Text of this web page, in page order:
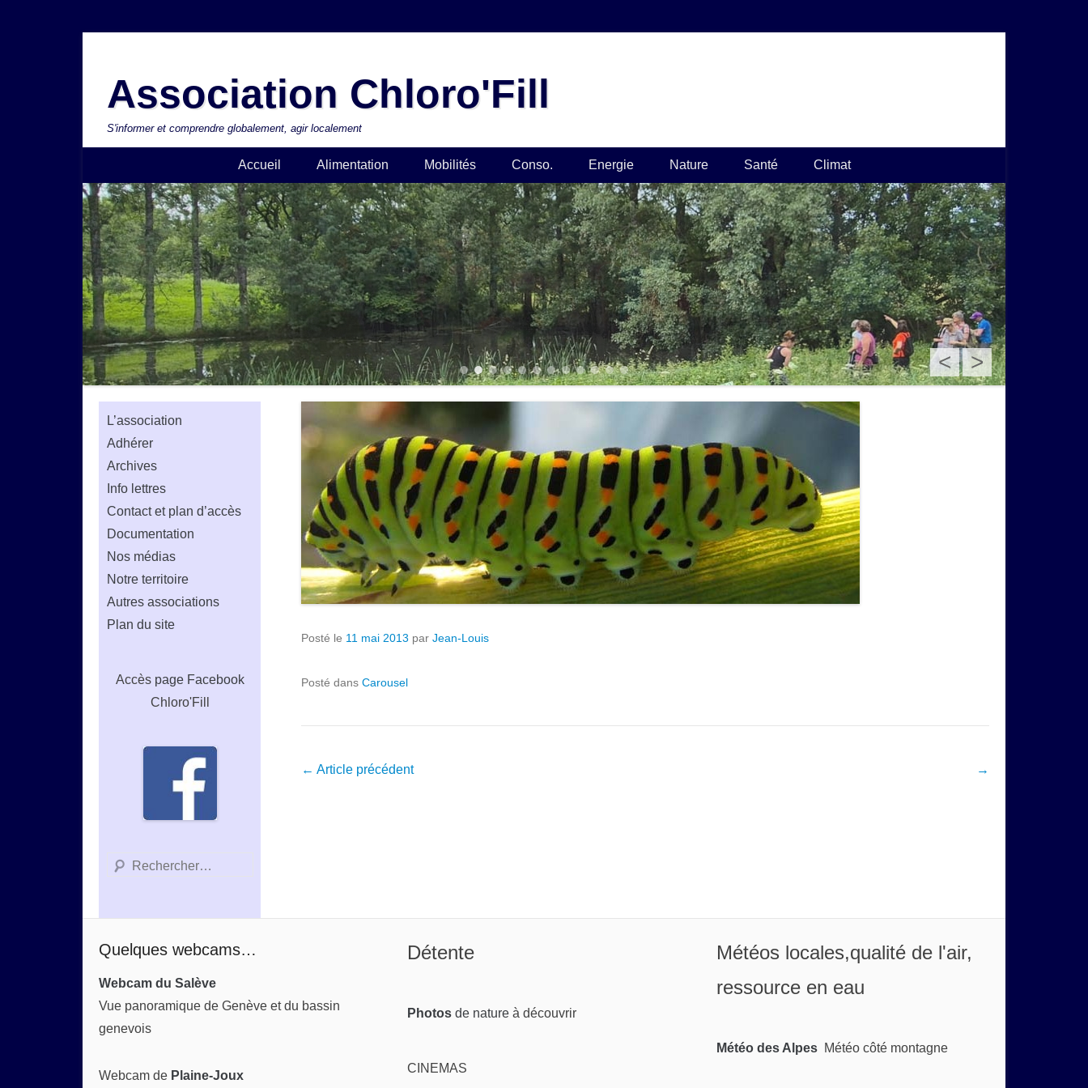
contenuAssociation Chloro'Fill
S'informer et comprendre globalement, agir localement
Accueil Alimentation Mobilités Conso. Energie Nature Santé Climat
< >
1 2 3 4 5 6 7 8 9 101112
Posté le 11 mai 2013 par Jean-Louis
Posté dans Carousel
Navigation
← Article précédent →
L’association
Adhérer
Archives
Info lettres
Contact et plan d’accès
Documentation
Nos médias
Notre territoire
Autres associations
Plan du site
Accès page Facebook
Chloro'Fill
Recherche
Quelques webcams…
Webcam du Salève
Vue panoramique de Genève et du bassin
genevois
Webcam de Plaine-Joux
Détente
Photos de nature à découvrir
CINEMAS
Météos locales,qualité de l'air,
ressource en eau
Météo des Alpes Météo côté montagne